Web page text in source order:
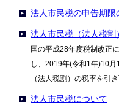
法人市民税の申告期限
法人市民税（法人税割
国の平成28年度税制改正
し、2019年(令和1年)10
（法人税割）の税率を引き
法人市民税について